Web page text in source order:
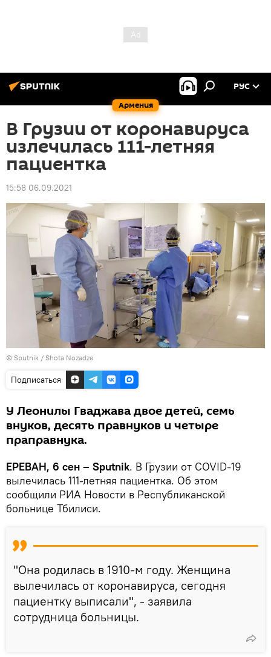
Армения
РУС
В Грузии от коронавируса
излечилась 111-летняя
пациентка
15:58 06.09.2021
© Sputnik / Shota Nozadze
Подписаться
У Леонилы Гваджава двое детей, семь
внуков, десять правнуков и четыре
праправнука.
ЕРЕВАН, 6 сен – Sputnik. В Грузии от COVID-19
вылечилась 111-летняя пациентка. Об этом
сообщили РИА Новости в Республиканской
больнице Тбилиси.
"Она родилась в 1910-м году. Женщина
вылечилась от коронавируса, сегодня
пациентку выписали", - заявила
сотрудница больницы.